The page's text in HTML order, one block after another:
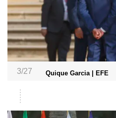
3/27 Quique Garcia | EFE